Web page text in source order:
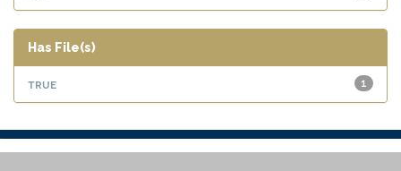
Has File(s)
1
true